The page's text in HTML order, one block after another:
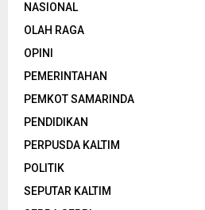
NASIONAL
OLAH RAGA
OPINI
PEMERINTAHAN
PEMKOT SAMARINDA
PENDIDIKAN
PERPUSDA KALTIM
POLITIK
SEPUTAR KALTIM